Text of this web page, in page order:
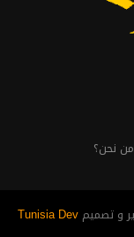
من نحن؟
Tunisia Dev